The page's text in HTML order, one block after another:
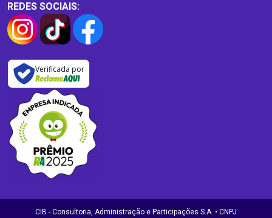
REDES SOCIAIS:
Verificada por
CIB - Consultoria, Administração e Participações S.A. • CNPJ